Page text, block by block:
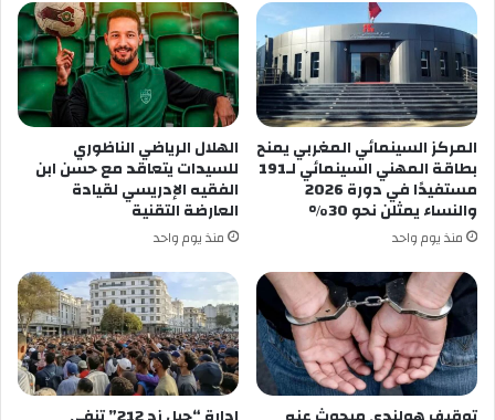
المركز السينمائي المغربي يمنح
بطاقة المهني السينمائي لـ191
مستفيدًا في دورة 2026
والنساء يمثلن نحو 30%
منذ يوم واحد
الهلال الرياضي الناظوري
للسيدات يتعاقد مع حسن ابن
الفقيه الإدريسي لقيادة
العارضة التقنية
منذ يوم واحد